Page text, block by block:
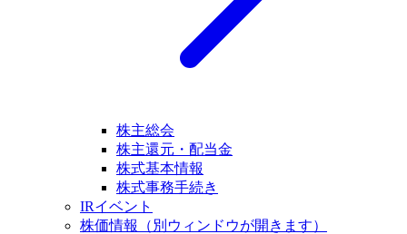
株主総会
株主還元・配当金
株式基本情報
株式事務手続き
IRイベント
株価情報
（別ウィンドウが開きます）